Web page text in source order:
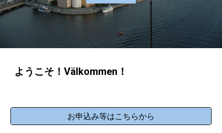
ようこそ！Välkommen！
お申込み等はこちらから